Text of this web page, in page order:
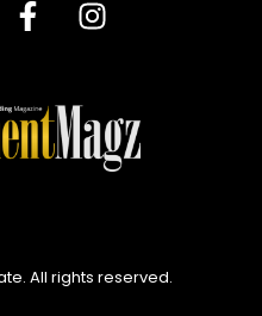
All rights reserved.